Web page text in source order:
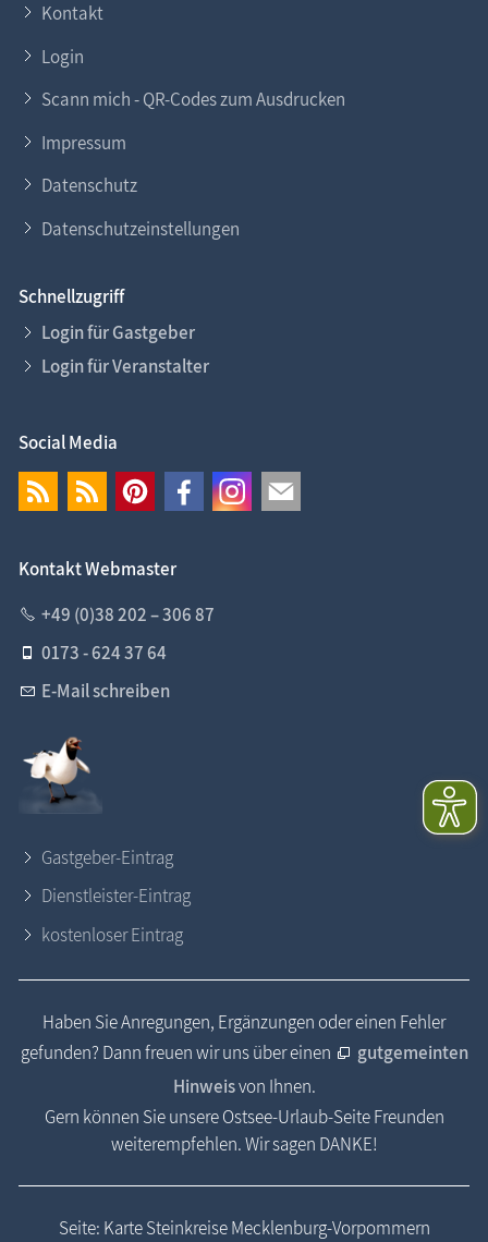
Kontakt
Login
Scann mich - QR-Codes zum Ausdrucken
Impressum
Datenschutz
Datenschutzeinstellungen
Schnellzugriff
Login für Gastgeber
Login für Veranstalter
Social Media
Kontakt Webmaster
+49 (0)38 202 – 306 87
0173 - 624 37 64
E-Mail schreiben
Gastgeber-Eintrag
Dienstleister-Eintrag
kostenloser Eintrag
Haben Sie Anregungen, Ergänzungen oder einen Fehler
gefunden? Dann freuen wir uns über einen
gutgemeinten
Hinweisvon Ihnen.
Gern können Sie unsere Ostsee-Urlaub-Seite Freunden
weiterempfehlen. Wir sagen DANKE!
Seite: Karte Steinkreise Mecklenburg-Vorpommern